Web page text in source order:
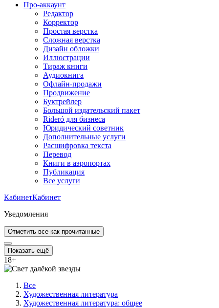
Про-аккаунт
Редактор
Корректор
Простая верстка
Сложная верстка
Дизайн обложки
Иллюстрации
Тираж книги
Аудиокнига
Офлайн-продажи
Продвижение
Буктрейлер
Большой издательский пакет
Rideró для бизнеса
Юридический советник
Дополнительные услуги
Расшифровка текста
Перевод
Книги в аэропортах
Публикация
Все услуги
КабинетКабинет
Уведомления
Отметить все как прочитанные
Показать ещё
18+
Все
Художественная литература
Художественная литература: общее